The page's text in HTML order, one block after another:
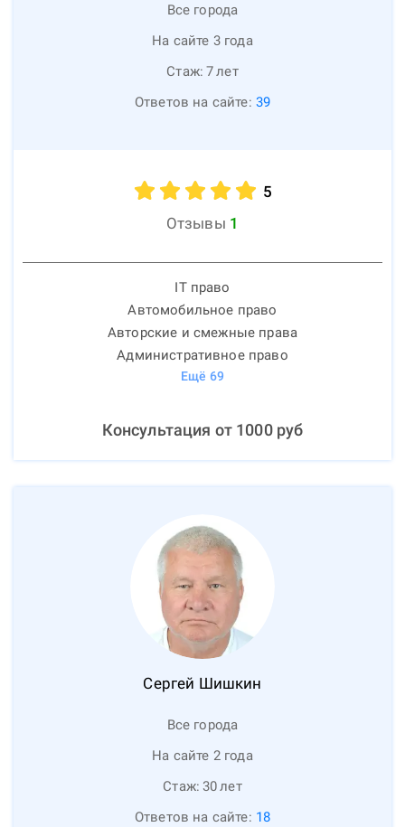
Все города
На сайте 3 года
Стаж: 7лет
Ответов на сайте: 39
5
Отзывы 1
IT право
Автомобильное право
Авторские и смежные права
Административное право
Ещё 69
Консультация от 1000руб
Сергей Шишкин
Все города
На сайте 2 года
Стаж: 30лет
Ответов на сайте: 18